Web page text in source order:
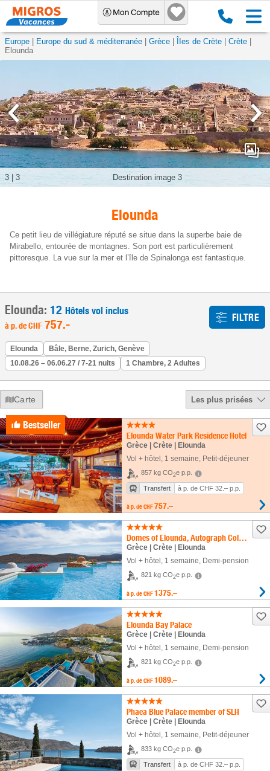
Europe Europe du sud & méditerranée Grèce ÎIes de Crète
Crète
Elounda
Destination image 3
3 3
Elounda
Ce petit lieu de villégiature réputé se situe dans la superbe baie de
Mirabello, entourée de montagnes. Son port est particulièrement
pittoresque. La vue sur la mer et l’île de Spinalonga est fantastique.
Elounda: 12 Hôtels vol inclus
à p. deCHF 757.- FILTRE
Elounda
Bâle, Berne, Zurich, Genève
10.08.26 – 06.06.27 / 7-21 nuits
1 Chambre, 2 Adultes
Carte Les plus prisées
Bestseller
Elounda Water Park Residence Hotel
Grèce | Crète | Elounda
Vol + hôtel , 1 semaine, Petit-déjeuner
857 kg CO2e p.p.
Transfert à p. de CHF 32.– p.p.
à p. de CHF 757.–
Domes of Elounda, Autograph Collection
Grèce | Crète | Elounda
Vol + hôtel , 1 semaine, Demi-pension
821 kg CO2e p.p.
à p. de CHF 1375.–
Elounda Bay Palace
Grèce | Crète | Elounda
Vol + hôtel 1 semaine , Demi-pension
821 kg CO2e p.p.
à p. de CHF 1089.–
Phaea Blue Palace member of SLH
Grèce | Crète | Elounda
Vol + hôtel 1 semaine , Petit-déjeuner
833 kg CO2e p.p.
Transfert à p. de CHF 32.– p.p.